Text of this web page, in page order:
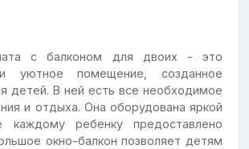
с балконом для двоих - это
уютное помещение, созданное
детей. В ней есть все необходимое
и отдыха. Она оборудована яркой
каждому ребенку предоставлено
окно-балкон позволяет детям